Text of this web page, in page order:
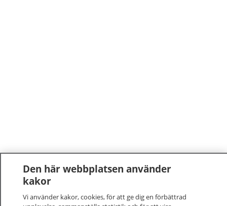
Den här webbplatsen använder
kakor
Vi använder kakor, cookies, för att ge dig en förbättrad